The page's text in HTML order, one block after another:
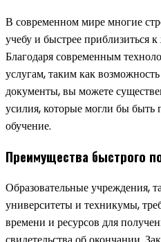
В современном мире многие
учебу и быстрее приблизиться
Благодаря современным
услугам, таким как
документы, вы можете
усилия, которые могли бы быть
обучение.
Преимущества быстрого
Образовательные учреждения,
университеты и техникумы,
времени и ресурсов для